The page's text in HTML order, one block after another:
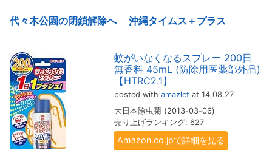
代々木公園の閉鎖解除へ 沖縄タイムス＋プラス
蚊がいなくなるスプレー 200日
無香料 45mL (防除用医薬部外品)
【HTRC2.1】
posted with amazlet at 14.08.27
大日本除虫菊 (2013-03-06)
売り上げランキング: 627
Amazon.co.jpで詳細を見る